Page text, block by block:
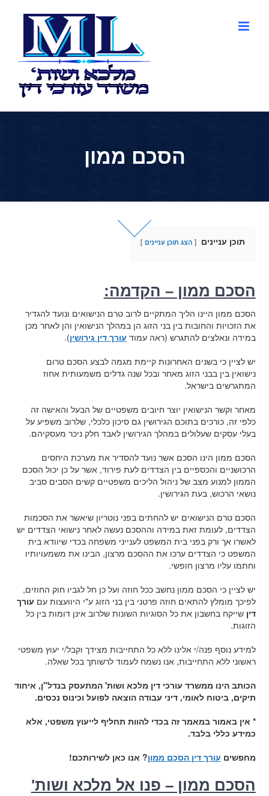
הסכם ממון
תוכן עניינים הצג תוכן עניינים
הסכם ממון – הקדמה:
הסכם ממון היינו הליך המתקיים לרוב טרם הנישואים ונועד להגדיר
את הזכויות והחובות בין בני הזוג הן במהלך הנישואין והן לאחר מכן
במידה ונאלצים להתגרש (ראה עמוד עורך דין גירושין).
יש לציין כי בשנים האחרונות קיימת מגמה לבצע הסכם טרום
נישואין בין בבני הזוג מאחר ובכל שנה גדלים משמעותית אחוז
המתגרשים בישראל.
מאחר וקשר הנישואין יוצר חיובים משפטיים של הבעל והאישה זה
כלפי זה, כורכים בתוכם הגירושין גם סיכון כלכלי, שלרוב משפיע על
בעלי עסקים שעלולים במהלך הגירושין לאבד חלק ניכר מעסקיהם.
הסכם ממון הינו הסכם אשר נועד להסדיר את מערכת היחסים
הרכושניים והכספיים בין הצדדים לעת פירוד, אשר על כן יכול הסכם
הממון למנוע מצב של ניהול הליכים משפטיים קשים הסבים סביב
נושאי הרכוש, בעת הגירושין.
הסכם טרם הנישואים יש להחתים בפני נוטריון שיאשר את הסכמות
הצדדים, לעומת זאת במידה וההסכם נעשה לאחר נישואי הצדדים יש
לאשרו אך ורק בפני בית המשפט לענייני משפחה בכדי שיוודא בית
המשפט כי הצדדים ערכו את ההסכם מרצון, הבינו את משמעויותיו
וחתמו עליו מרצון חופשי.
יש לציין כי הסכם ממון נחשב ככל חוזה ועל כן חל לגביו חוק החוזים,
לפיכך מומלץ להתאים חוזה פרטני בין בני הזוג ע"י היוועצות עם עורך
דין שייקח בחשבון את כל הסוגיות השונות שלרוב אינן דומות בין כל
הזוגות.
למידע נוסף פנה/י אלינו ללא כל התחייבות מצידך וקבל/י יעוץ משפטי
ראשוני ללא התחייבות, אנו נשמח לעמוד לרשותך בכל שאלה.
הכותב הינו ממשרד עורכי דין מלכא ושות' המתעסק בנדל"ן, איחוד
תיקים, ביטוח לאומי, דיני עבודה הוצאהלפועל וכינוס נכסים.
* אין באמור במאמר זה בכדי להוות תחליף לייעוץ משפטי, אלא
כמידע כללי בלבד.
מחפשים עורך דין הסכם ממון? אנו כאן לשירותכם!
הסכם ממון – פנו אל מלכא ושות'